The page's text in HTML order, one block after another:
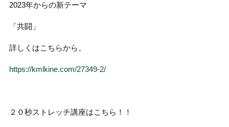
2023年からの新テーマ
「共闘」
詳しくはこちらから。
https://kmlkine.com/27349-2/
２０秒ストレッチ講座はこちら！！